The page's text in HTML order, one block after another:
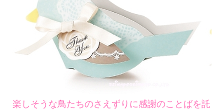
楽しそうな鳥たちのさえずりに感謝のことばを託